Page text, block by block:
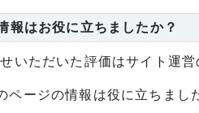
報はお役に立ちましたか？
いただいた評価はサイト運営
ページの情報は役に立ちまし